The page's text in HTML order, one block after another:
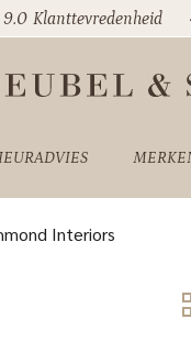
9.0 Klanttevredenheid
Interiors